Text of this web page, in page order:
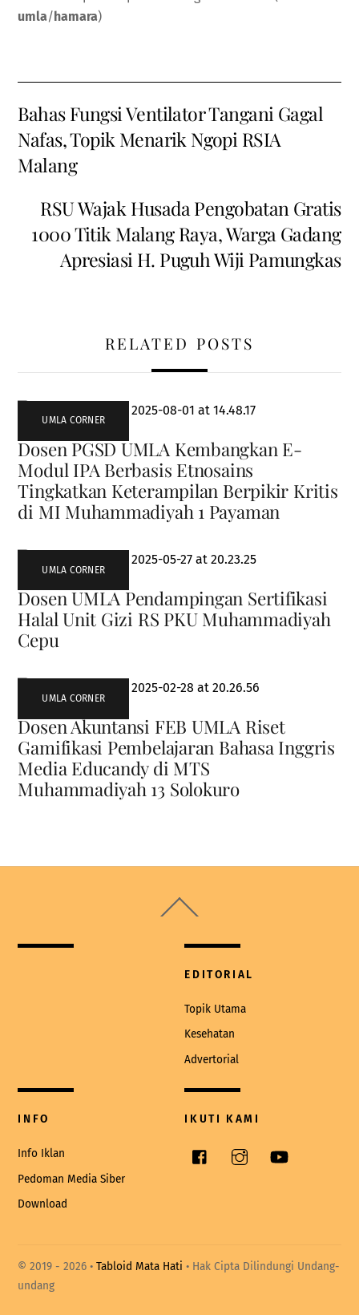
umla/hamara)
Bahas Fungsi Ventilator Tangani Gagal
Nafas, Topik Menarik Ngopi RSIA
Malang
RSU Wajak Husada Pengobatan Gratis
1000 Titik Malang Raya, Warga Gadang
Apresiasi H. Puguh Wiji Pamungkas
RELATED POSTS
UMLA CORNER
Dosen PGSD UMLA Kembangkan E-
Modul IPA Berbasis Etnosains
Tingkatkan Keterampilan Berpikir Kritis
di MI Muhammadiyah 1 Payaman
UMLA CORNER
Dosen UMLA Pendampingan Sertifikasi
Halal Unit Gizi RS PKU Muhammadiyah
Cepu
UMLA CORNER
Dosen Akuntansi FEB UMLA Riset
Gamifikasi Pembelajaran Bahasa Inggris
Media Educandy di MTS
Muhammadiyah 13 Solokuro
To
EDITORIAL
Topik Utama
Kesehatan
Advertorial
INFO
Info Iklan
Pedoman Media Siber
Download
IKUTI KAMI
Facebook
© 2019 -2026 •Tabloid Mata Hati • Hak Cipta Dilindungi Undang-
undang